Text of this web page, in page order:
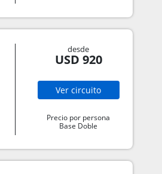
desde
USD 920
Vercircuito
Precio por persona
Base Doble